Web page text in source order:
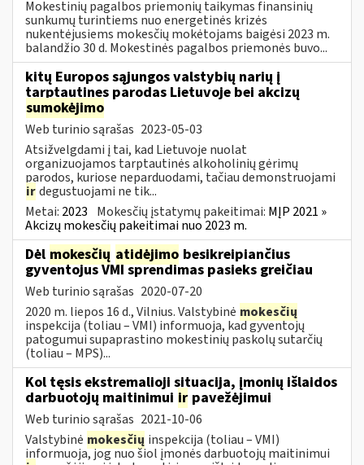
Mokestinių pagalbos priemonių taikymas finansinių
sunkumų turintiems nuo energetinės krizės
nukentėjusiems mokesčių mokėtojams baigėsi 2023 m.
balandžio 30 d. Mokestinės pagalbos priemonės buvo...
kitų Europos sąjungos valstybių narių į
tarptautines parodas Lietuvoje bei akcizų
sumokėjimo
Web turinio sąrašas 2023-05-03
Atsižvelgdami į tai, kad Lietuvoje nuolat
organizuojamos tarptautinės alkoholinių gėrimų
parodos, kuriose neparduodami, tačiau demonstruojami
irdegustuojami ne tik...
Metai: 2023 Mokesčių įstatymų pakeitimai: MĮP 2021 »
Akcizų mokesčių pakeitimai nuo 2023 m.
Dėl mokesčių atidėjimo besikreipiančius
gyventojus VMI sprendimas pasieks greičiau
Web turinio sąrašas 2020-07-20
2020 m. liepos 16 d., Vilnius. Valstybinė mokesčių
inspekcija (toliau – VMI) informuoja, kad gyventojų
patogumui supaprastino mokestinių paskolų sutarčių
(toliau – MPS)...
Kol tęsis ekstremalioji situacija, įmonių išlaidos
darbuotojų maitinimui ir pavežėjimui
Web turinio sąrašas 2021-10-06
Valstybinė mokesčių inspekcija (toliau – VMI)
informuoja, jog nuo šiol įmonės darbuotojų maitinimui